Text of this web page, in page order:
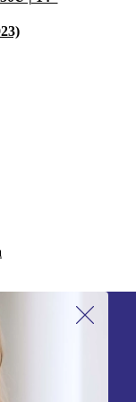
nevienu